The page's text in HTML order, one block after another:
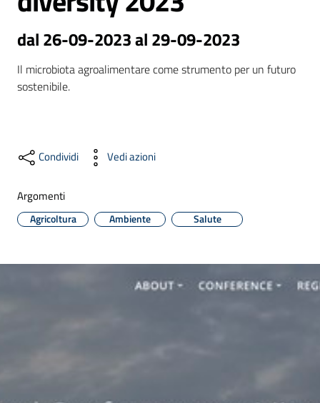
eventi
Partecipazione
Approfondimenti
dal 26-09-2023 al 29-09-2023
Il microbiota agroalimentare come strumento per un futuro
sostenibile.
Condividi Vedi azioni
Argomenti
Agricoltura Ambiente Salute